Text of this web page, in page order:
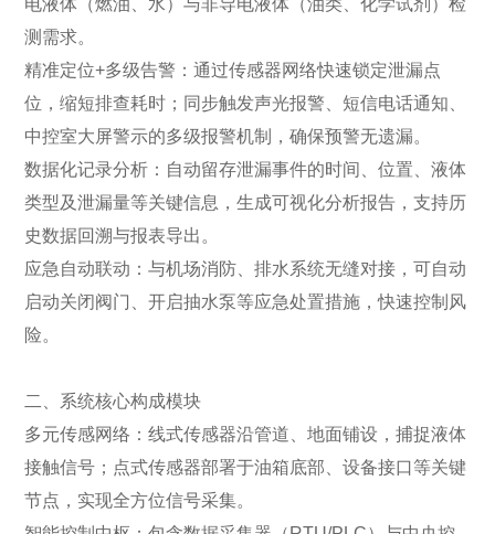
电液体（燃油、水）与非导电液体（油类、化学试剂）检
测需求。
精准定位+多级告警：通过传感器网络快速锁定泄漏点
位，缩短排查耗时；同步触发声光报警、短信电话通知、
中控室大屏警示的多级报警机制，确保预警无遗漏。
数据化记录分析：自动留存泄漏事件的时间、位置、液体
类型及泄漏量等关键信息，生成可视化分析报告，支持历
史数据回溯与报表导出。
应急自动联动：与机场消防、排水系统无缝对接，可自动
启动关闭阀门、开启抽水泵等应急处置措施，快速控制风
险。
二、系统核心构成模块
多元传感网络：线式传感器沿管道、地面铺设，捕捉液体
接触信号；点式传感器部署于油箱底部、设备接口等关键
节点，实现全方位信号采集。